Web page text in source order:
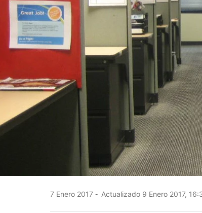
7 Enero 2017 Actualizado 9 Enero 2017,